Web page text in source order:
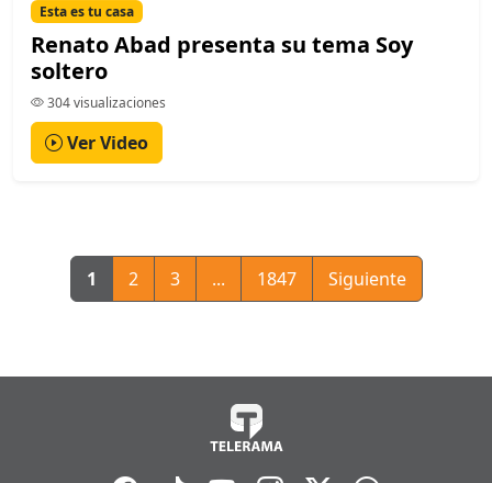
Esta es tu casa
Renato Abad presenta su tema Soy
soltero
304 visualizaciones
Ver Video
1 2 3 ... 1847 Siguiente